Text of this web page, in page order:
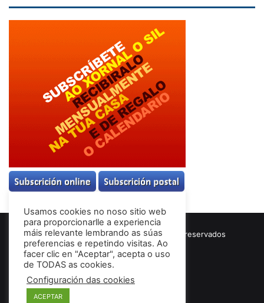
© Copyright 2026, Todos los derechos reservados
Términos & Condiciones
Usamos cookies no noso sitio web
para proporcionarlle a experiencia
máis relevante lembrando as súas
preferencias e repetindo visitas. Ao
facer clic en "Aceptar", acepta o uso
de TODAS as cookies.
Configuración das cookies
ACEPTAR